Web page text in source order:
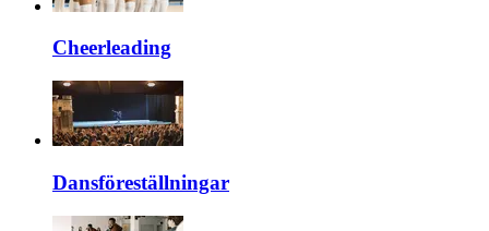
Cheerleading
Dansföreställningar